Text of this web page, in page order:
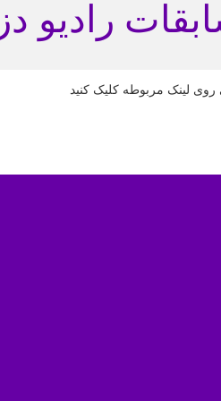
رادیو
لینک مربوطه کلیک کنید